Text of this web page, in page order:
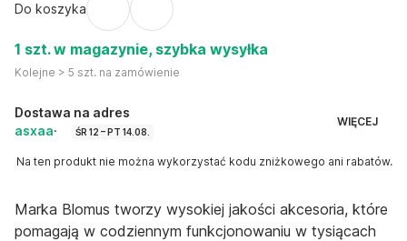
Do koszyka
1 szt. w magazynie, szybka wysyłka
Kolejne > 5 szt. na zamówienie
Dostawa na adres
asxaa· ŚR 12 – PT 14.08.
WIĘCEJ
Na ten produkt nie można wykorzystać kodu zniżkowego ani rabatów.
Marka Blomus tworzy wysokiej jakości akcesoria, które
pomagają w codziennym funkcjonowaniu w tysiącach